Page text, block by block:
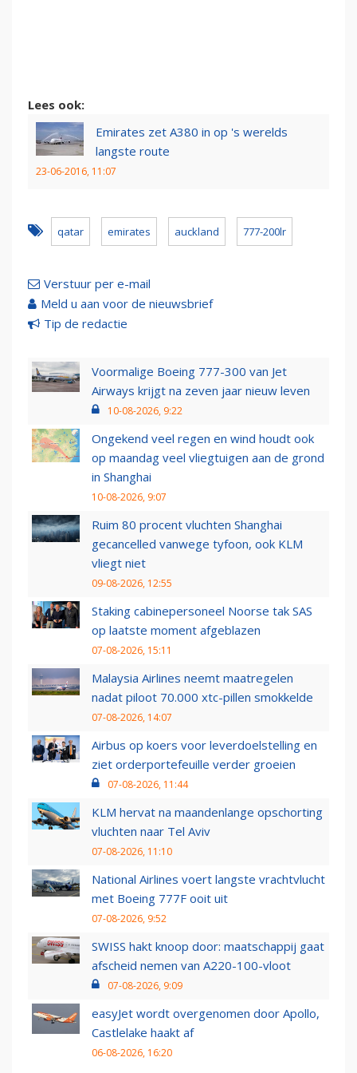
Lees ook:
Emirates zet A380 in op 's werelds
langste route
23-06-2016, 11:07
qatar emirates auckland 777-200lr
Verstuur per e-mail
Meld u aan voor de nieuwsbrief
Tip de redactie
Voormalige Boeing 777-300 van Jet
Airways krijgt na zeven jaar nieuw leven
10-08-2026, 9:22
Ongekend veel regen en wind houdt ook
op maandag veel vliegtuigen aan de grond
in Shanghai
10-08-2026, 9:07
Ruim 80 procent vluchten Shanghai
gecancelled vanwege tyfoon, ook KLM
vliegt niet
09-08-2026, 12:55
Staking cabinepersoneel Noorse tak SAS
op laatste moment afgeblazen
07-08-2026, 15:11
Malaysia Airlines neemt maatregelen
nadat piloot 70.000 xtc-pillen smokkelde
07-08-2026, 14:07
Airbus op koers voor leverdoelstelling en
ziet orderportefeuille verder groeien
07-08-2026, 11:44
KLM hervat na maandenlange opschorting
vluchten naar Tel Aviv
07-08-2026, 11:10
National Airlines voert langste vrachtvlucht
met Boeing 777F ooit uit
07-08-2026, 9:52
SWISS hakt knoop door: maatschappij gaat
afscheid nemen van A220-100-vloot
07-08-2026, 9:09
easyJet wordt overgenomen door Apollo,
Castlelake haakt af
06-08-2026, 16:20